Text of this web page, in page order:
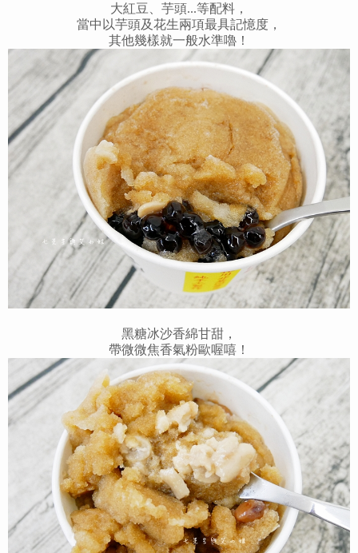
大紅豆、芋頭...等配料，
當中以芋頭及花生兩項最具記憶度，
其他幾樣就一般水準嚕！
黑糖冰沙香綿甘甜，
帶微微焦香氣粉歐喔嘻！